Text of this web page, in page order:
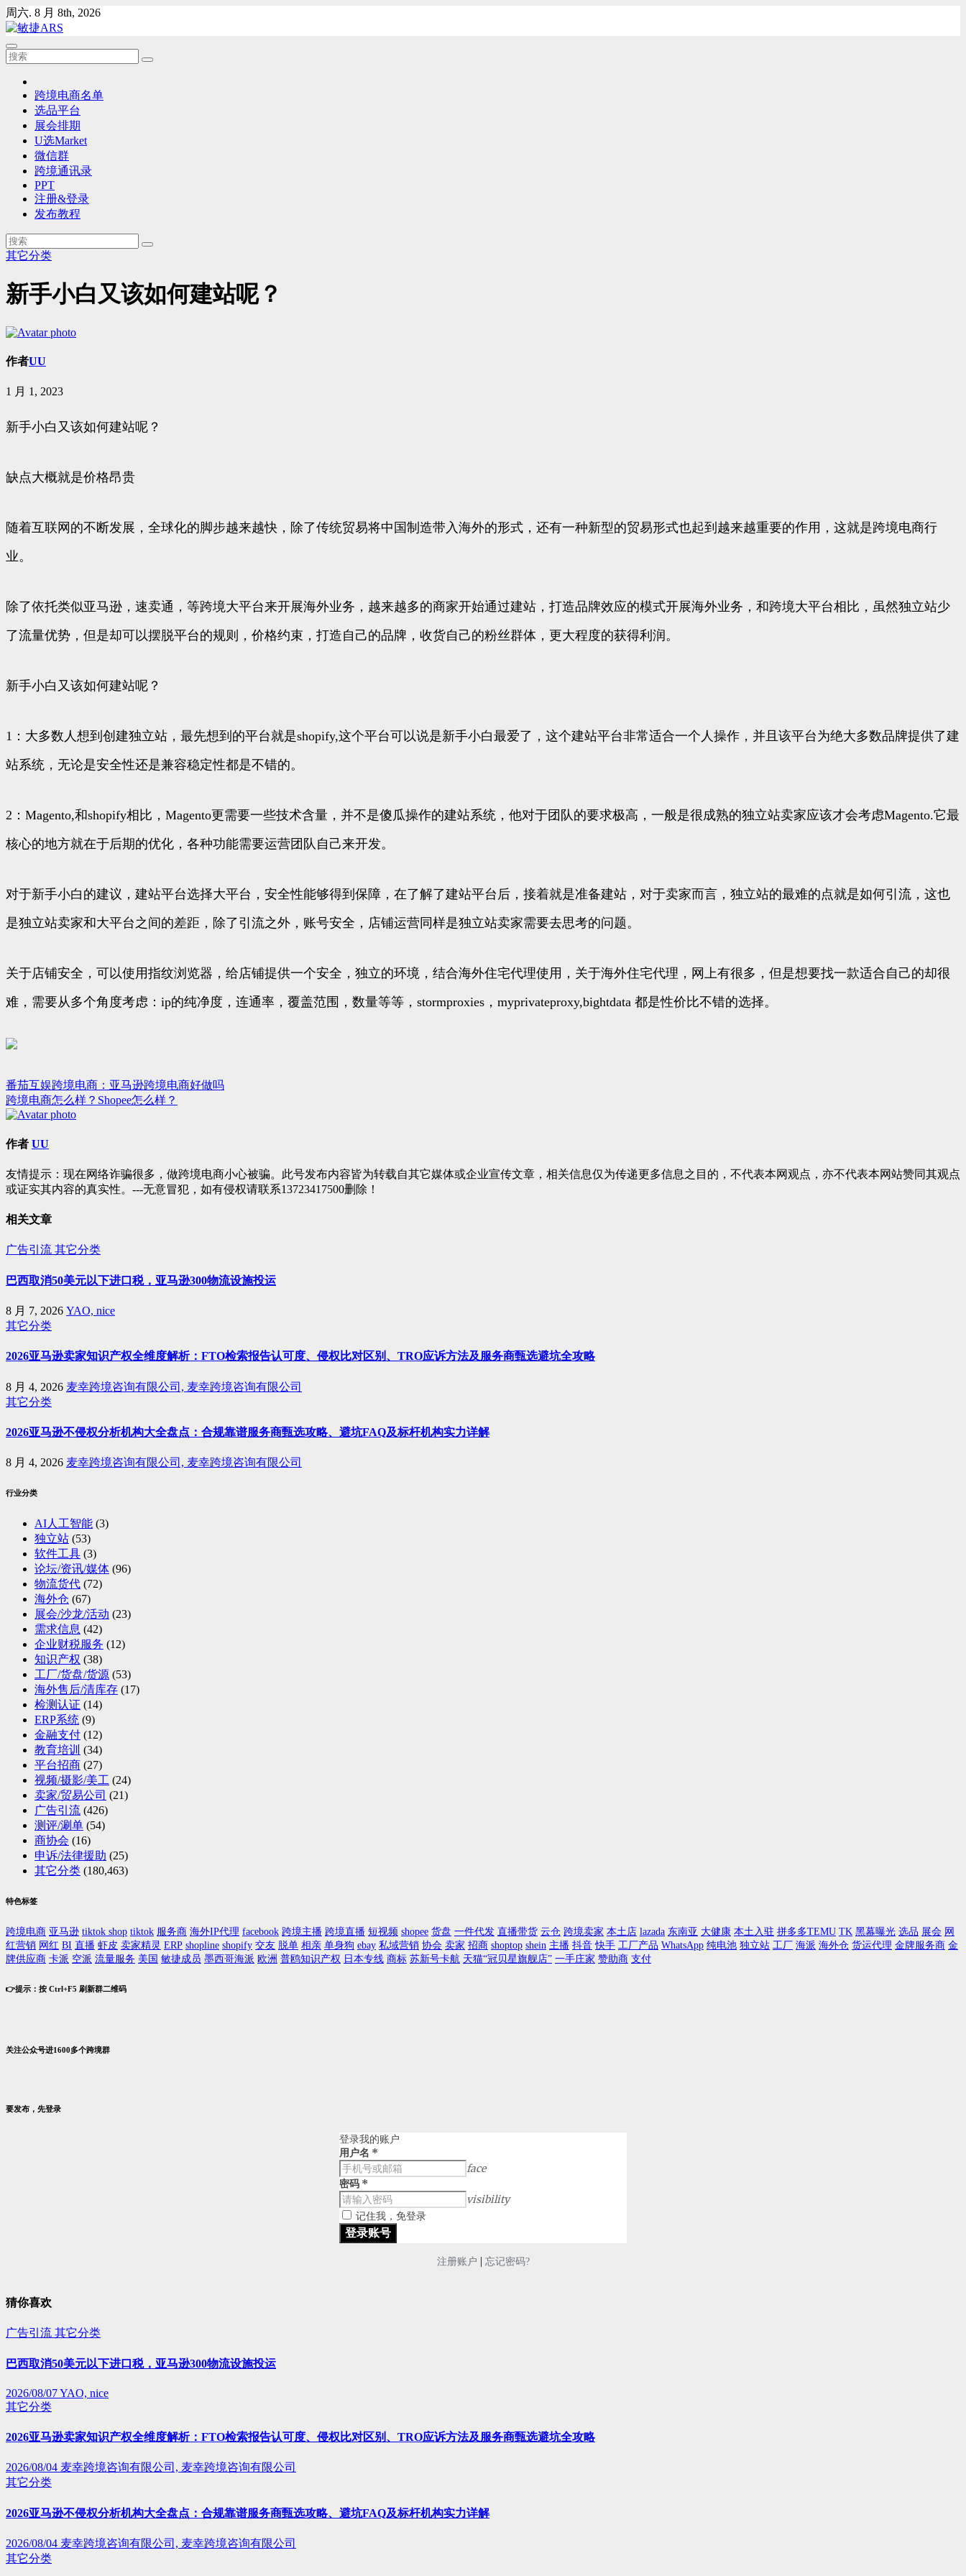
Skip
to
content
周六. 8 月 8th, 2026
跨境电商名单
选品平台
展会排期
U选Market
微信群
跨境通讯录
PPT
注册&登录
发布教程
其它分类
新手小白又该如何建站呢？
作者UU
1 月 1, 2023
新手小白又该如何建站呢？
缺点大概就是价格昂贵
随着互联网的不断发展，全球化的脚步越来越快，除了传统贸易将中国制造带入海外的形式，还有一种新型的贸易形式也起到越来越重要的作用，这就是跨境电商行
业。
除了依托类似亚马逊，速卖通，等跨境大平台来开展海外业务，越来越多的商家开始通过建站，打造品牌效应的模式开展海外业务，和跨境大平台相比，虽然独立站少
了流量优势，但是却可以摆脱平台的规则，价格约束，打造自己的品牌，收货自己的粉丝群体，更大程度的获得利润。
新手小白又该如何建站呢？
1：大多数人想到创建独立站，最先想到的平台就是shopify,这个平台可以说是新手小白最爱了，这个建站平台非常适合一个人操作，并且该平台为绝大多数品牌提供了建
站系统，无论是安全性还是兼容稳定性都是不错的。
2：Magento,和shopify相比，Magento更需要一些技术含量，并不是傻瓜操作的建站系统，他对于团队的要求极高，一般是很成熟的独立站卖家应该才会考虑Magento.它最
核心的地方就在于后期的优化，各种功能需要运营团队自己来开发。
对于新手小白的建议，建站平台选择大平台，安全性能够得到保障，在了解了建站平台后，接着就是准备建站，对于卖家而言，独立站的最难的点就是如何引流，这也
是独立站卖家和大平台之间的差距，除了引流之外，账号安全，店铺运营同样是独立站卖家需要去思考的问题。
关于店铺安全，可以使用指纹浏览器，给店铺提供一个安全，独立的环境，结合海外住宅代理使用，关于海外住宅代理，网上有很多，但是想要找一款适合自己的却很
难，需要从多个角度考虑：ip的纯净度，连通率，覆盖范围，数量等等，stormproxies，myprivateproxy,bightdata 都是性价比不错的选择。
文
章
导
番茄互娱跨境电商：亚马逊跨境电商好做吗
跨境电商怎么样？Shopee怎么样？
作者 UU
友情提示：现在网络诈骗很多，做跨境电商小心被骗。此号发布内容皆为转载自其它媒体或企业宣传文章，相关信息仅为传递更多信息之目的，不代表本网观点，亦不代表本网站赞同其观点
或证实其内容的真实性。---无意冒犯，如有侵权请联系13723417500删除！
相关文章
广告引流 其它分类
巴西取消50美元以下进口税，亚马逊300物流设施投运
8 月 7, 2026 YAO, nice
其它分类
2026亚马逊卖家知识产权全维度解析：FTO检索报告认可度、侵权比对区别、TRO应诉方法及服务商甄选避坑全攻略
8 月 4, 2026 麦幸跨境咨询有限公司, 麦幸跨境咨询有限公司
其它分类
2026亚马逊不侵权分析机构大全盘点：合规靠谱服务商甄选攻略、避坑FAQ及标杆机构实力详解
8 月 4, 2026 麦幸跨境咨询有限公司, 麦幸跨境咨询有限公司
行业分类
AI人工智能 (3)
独立站 (53)
软件工具 (3)
论坛/资讯/媒体 (96)
物流货代 (72)
海外仓 (67)
展会/沙龙/活动 (23)
需求信息 (42)
企业财税服务 (12)
知识产权 (38)
工厂/货盘/货源 (53)
海外售后/清库存 (17)
检测认证 (14)
ERP系统 (9)
金融支付 (12)
教育培训 (34)
平台招商 (27)
视频/摄影/美工 (24)
卖家/贸易公司 (21)
广告引流 (426)
测评/涮单 (54)
商协会 (16)
申诉/法律援助 (25)
其它分类 (180,463)
特色标签
跨境电商 亚马逊 tiktok shop tiktok 服务商 海外IP代理 facebook 跨境主播 跨境直播 短视频 shopee 货盘 一件代发 直播带货 云仓 跨境卖家 本土店 lazada 东南亚 大健康 本土入驻 拼多多TEMU TK 黑幕曝光 选品 展会 网
红营销 网红 BI 直播 虾皮 卖家精灵 ERP shopline shopify 交友 脱单 相亲 单身狗 ebay 私域营销 协会 卖家 招商 shoptop shein 主播 抖音 快手 工厂产品 WhatsApp 纯电池 独立站 工厂 海派 海外仓 货运代理 金牌服务商 金
牌供应商 卡派 空派 流量服务 美国 敏捷成员 墨西哥海派 欧洲 普鸥知识产权 日本专线 商标 苏新号卡航 天猫“冠贝星旗舰店” 一手庄家 赞助商 支付
👉提示：按 Ctrl+F5 刷新群二维码
关注公众号进1600多个跨境群
要发布，先登录
登录我的账户
用户名 *
face
密码 *
visibility
记住我，免登录
注册账户 | 忘记密码?
猜你喜欢
广告引流 其它分类
巴西取消50美元以下进口税，亚马逊300物流设施投运
2026/08/07YAO, nice
其它分类
2026亚马逊卖家知识产权全维度解析：FTO检索报告认可度、侵权比对区别、TRO应诉方法及服务商甄选避坑全攻略
2026/08/04 麦幸跨境咨询有限公司, 麦幸跨境咨询有限公司
其它分类
2026亚马逊不侵权分析机构大全盘点：合规靠谱服务商甄选攻略、避坑FAQ及标杆机构实力详解
2026/08/04 麦幸跨境咨询有限公司, 麦幸跨境咨询有限公司
其它分类